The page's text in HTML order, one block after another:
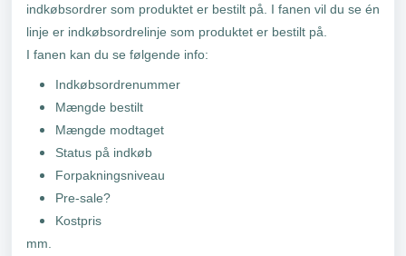
indkøbsordrer som produktet er bestilt på. I fanen vil du se én
linje er indkøbsordrelinje som produktet er bestilt på.
I fanen kan du se følgende info:
Indkøbsordrenummer
Mængde bestilt
Mængde modtaget
Status på indkøb
Forpakningsniveau
Pre-sale?
Kostpris
mm.